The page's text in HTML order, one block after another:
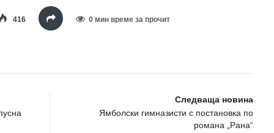
416 0 мин време за прочит
Следваща новина
Ямболски гимназисти с постановка по
романа „Рана“